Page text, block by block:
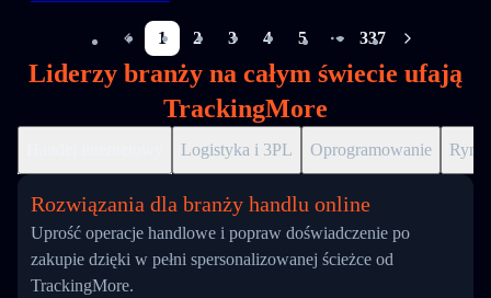
1 2 3 4 5
More pages
337
Liderzy branży na całym świecie ufają
TrackingMore
Logistyka i 3PL Oprogramowanie
Rozwiązania dla branży handlu online
Uprość operacje handlowe i popraw doświadczenie po
zakupie dzięki w pełni spersonalizowanej ścieżce od
TrackingMore.